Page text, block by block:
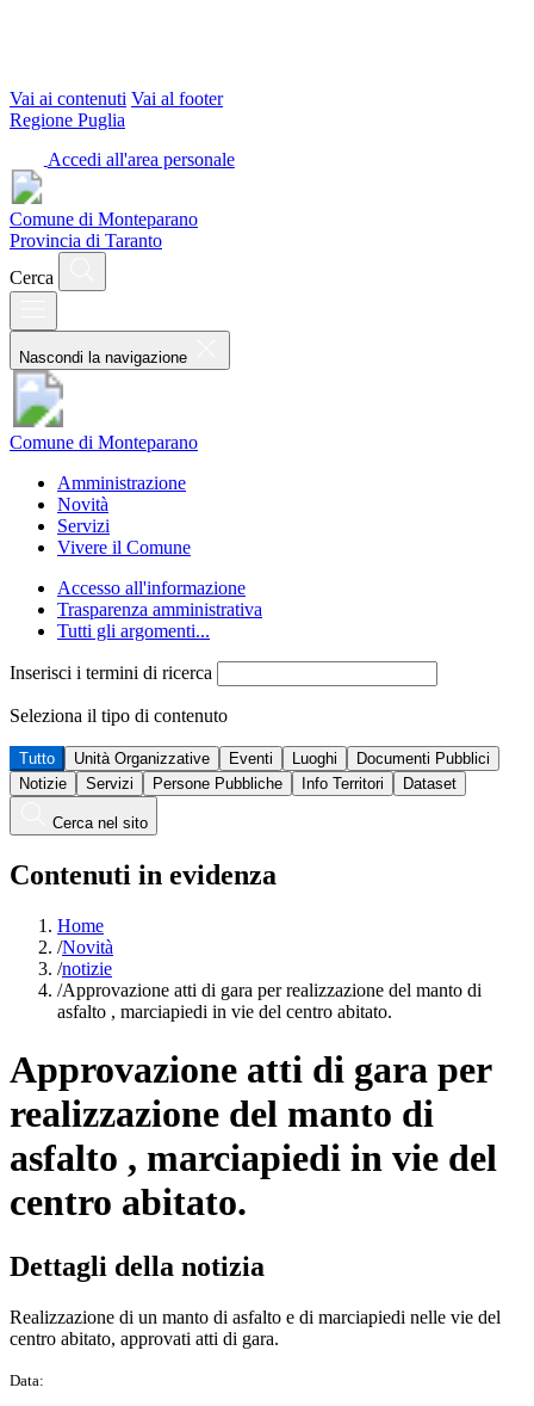
Vai ai contenuti Vai al footer
Regione Puglia
Accedi all'area personale
Comune di Monteparano
Provincia di Taranto
Cerca
Nascondi la navigazione
Comune di Monteparano
Amministrazione
Novità
Servizi
Vivere il Comune
Accesso all'informazione
Trasparenza amministrativa
Tutti gli argomenti...
Inserisci i termini di ricerca
Seleziona il tipo di contenuto
Tutto Unità Organizzative Eventi Luoghi
Documenti Pubblici
Notizie
Servizi Persone Pubbliche Info Territori Dataset
Cerca nel sito
Contenuti in evidenza
Home
/Novità
/notizie
/Approvazione atti di gara per realizzazione del manto di
asfalto , marciapiedi in vie del centro abitato.
Approvazione atti di gara per
realizzazione del manto di
asfalto , marciapiedi in vie del
centro abitato.
Dettagli della notizia
Realizzazione di un manto di asfalto e di marciapiedi nelle vie del
centro abitato, approvati atti di gara.
Data: